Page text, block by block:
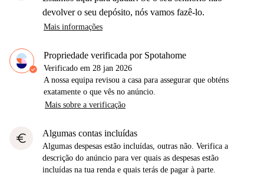
devolver o seu depósito, nós vamos fazê-lo.
Mais informações
Propriedade verificada por Spotahome
Verificado em 28 jan 2026
A nossa equipa revisou a casa para assegurar que obténs
exatamente o que vês no anúncio.
Mais sobre a verificação
euro Algumas contas incluídas
Algumas despesas estão incluídas, outras não. Verifica a
descrição do anúncio para ver quais as despesas estão
incluídas na tua renda e quais terás de pagar à parte.